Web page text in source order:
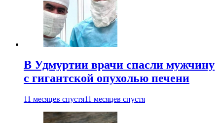
В Удмуртии врачи спасли мужчину
с гигантской опухолью печени
11 месяцев спустя11 месяцев спустя